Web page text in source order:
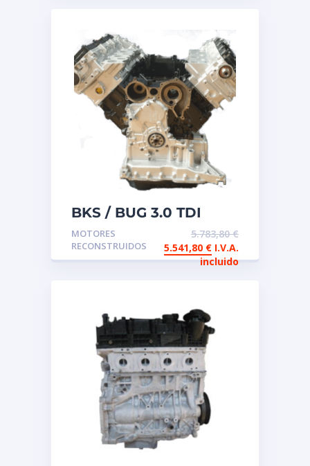
BKS / BUG 3.0 TDI
Motor de intercambio
reconstruido
MOTORES
RECONSTRUIDOS
5.783,80€
5.541,80 € I.V.A.
incluido